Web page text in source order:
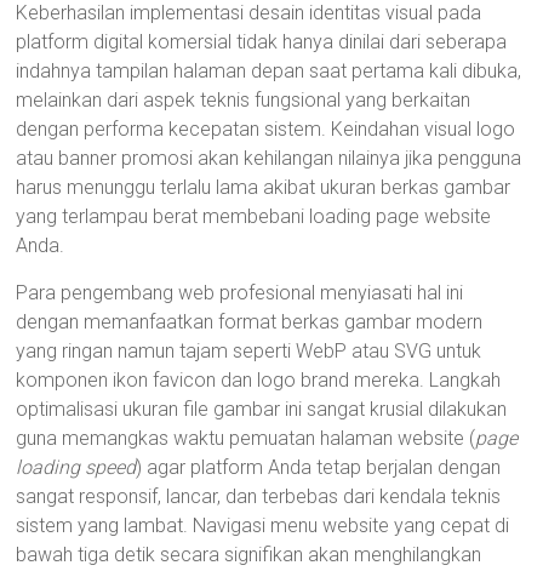
Keberhasilan implementasi desain identitas visual pada
platform digital komersial tidak hanya dinilai dari seberapa
indahnya tampilan halaman depan saat pertama kali dibuka,
melainkan dari aspek teknis fungsional yang berkaitan
dengan performa kecepatan sistem. Keindahan visual logo
atau banner promosi akan kehilangan nilainya jika pengguna
harus menunggu terlalu lama akibat ukuran berkas gambar
yang terlampau berat membebani loading page website
Anda.
Para pengembang web profesional menyiasati hal ini
dengan memanfaatkan format berkas gambar modern
yang ringan namun tajam seperti WebP atau SVG untuk
komponen ikon favicon dan logo brand mereka. Langkah
optimalisasi ukuran file gambar ini sangat krusial dilakukan
guna memangkas waktu pemuatan halaman website (page
loading speed) agar platform Anda tetap berjalan dengan
sangat responsif, lancar, dan terbebas dari kendala teknis
sistem yang lambat. Navigasi menu website yang cepat di
bawah tiga detik secara signifikan akan menghilangkan